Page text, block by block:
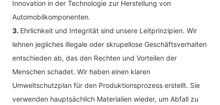
Innovation in der Technologie zur Herstellung von
Automobilkomponenten.
3. Ehrlichkeit und Integrität sind unsere Leitprinzipien. Wir
lehnen jegliches illegale oder skrupellose Geschäftsverhalten
entschieden ab, das den Rechten und Vorteilen der
Menschen schadet. Wir haben einen klaren
Umweltschutzplan für den Produktionsprozess erstellt. Sie
verwenden hauptsächlich Materialien wieder, um Abfall zu